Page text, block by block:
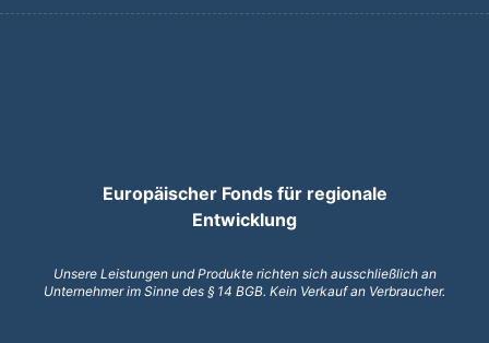
Europäischer Fonds für regionale
Entwicklung
Unsere Leistungen und Produkte richten sich ausschließlich an
Unternehmer im Sinne des § 14 BGB. Kein Verkauf an Verbraucher.